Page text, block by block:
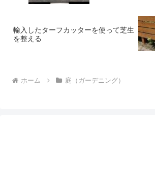
輸入したターフカッターを使って芝生
を整える
ホーム 庭（ガーデニング）